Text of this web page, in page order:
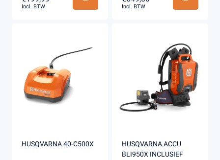
Incl. BTW Incl. BTW
HUSQVARNA 40-C500X
HUSQVARNA ACCU
BLI950X INCLUSIEF